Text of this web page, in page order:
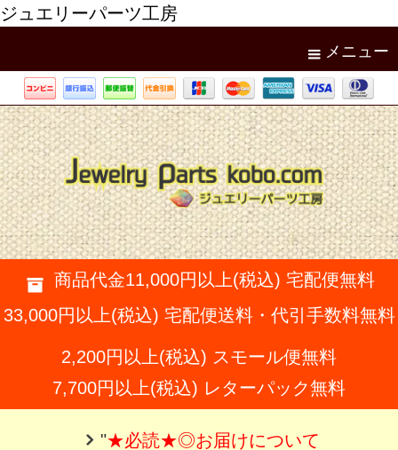
ジュエリーパーツ工房
メニュー
商品代金11,000円以上(税込) 宅配便無料
33,000円以上(税込) 宅配便送料・代引手数料無料
2,200円以上(税込) スモール便無料
7,700円以上(税込) レターパック無料
"★必読★◎お届けについて